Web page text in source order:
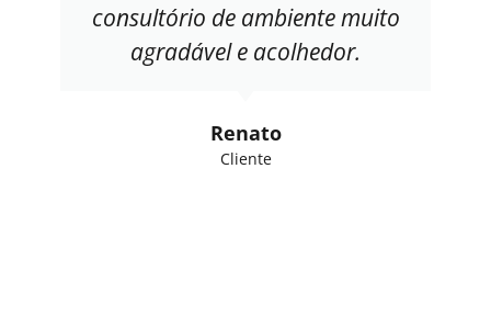
consultório de ambiente muito
agradável e acolhedor.
Renato
Cliente